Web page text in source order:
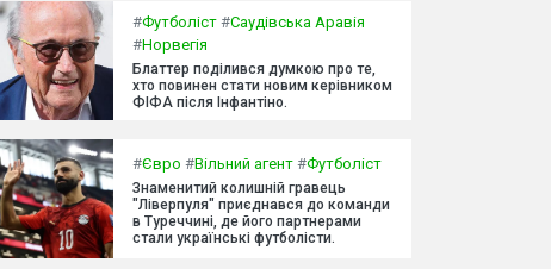
#Футболіст #Саудівська Аравія
#Норвегія
Блаттер поділився думкою про те,
хто повинен стати новим керівником
ФІФА після Інфантіно.
#Євро #Вільний агент #Футболіст
Знаменитий колишній гравець
"Ліверпуля" приєднався до команди
в Туреччині, де його партнерами
стали українські футболісти.